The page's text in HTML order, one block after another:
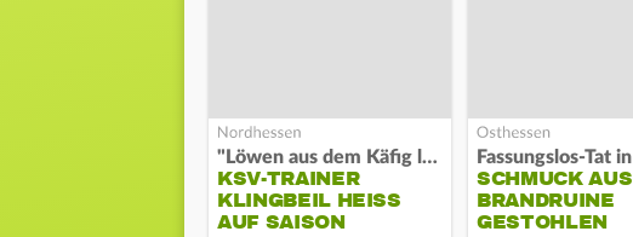
"Löwen aus dem Käfig lassen"
KSV-TRAINER
KLINGBEIL HEISS A
UF SAISON
SCHMUCK AUS
BRANDRUINE
GESTOHLEN